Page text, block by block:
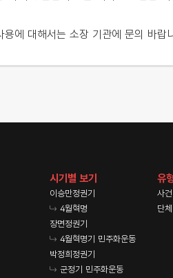
용에 대해서는 소장 기관에 문의 바랍
시기별 보기
이승만정권기
4월혁명
장면정권기
4월혁명기 민주화운동
박정희정권기
군정기 민주화운동
유
사건
단체